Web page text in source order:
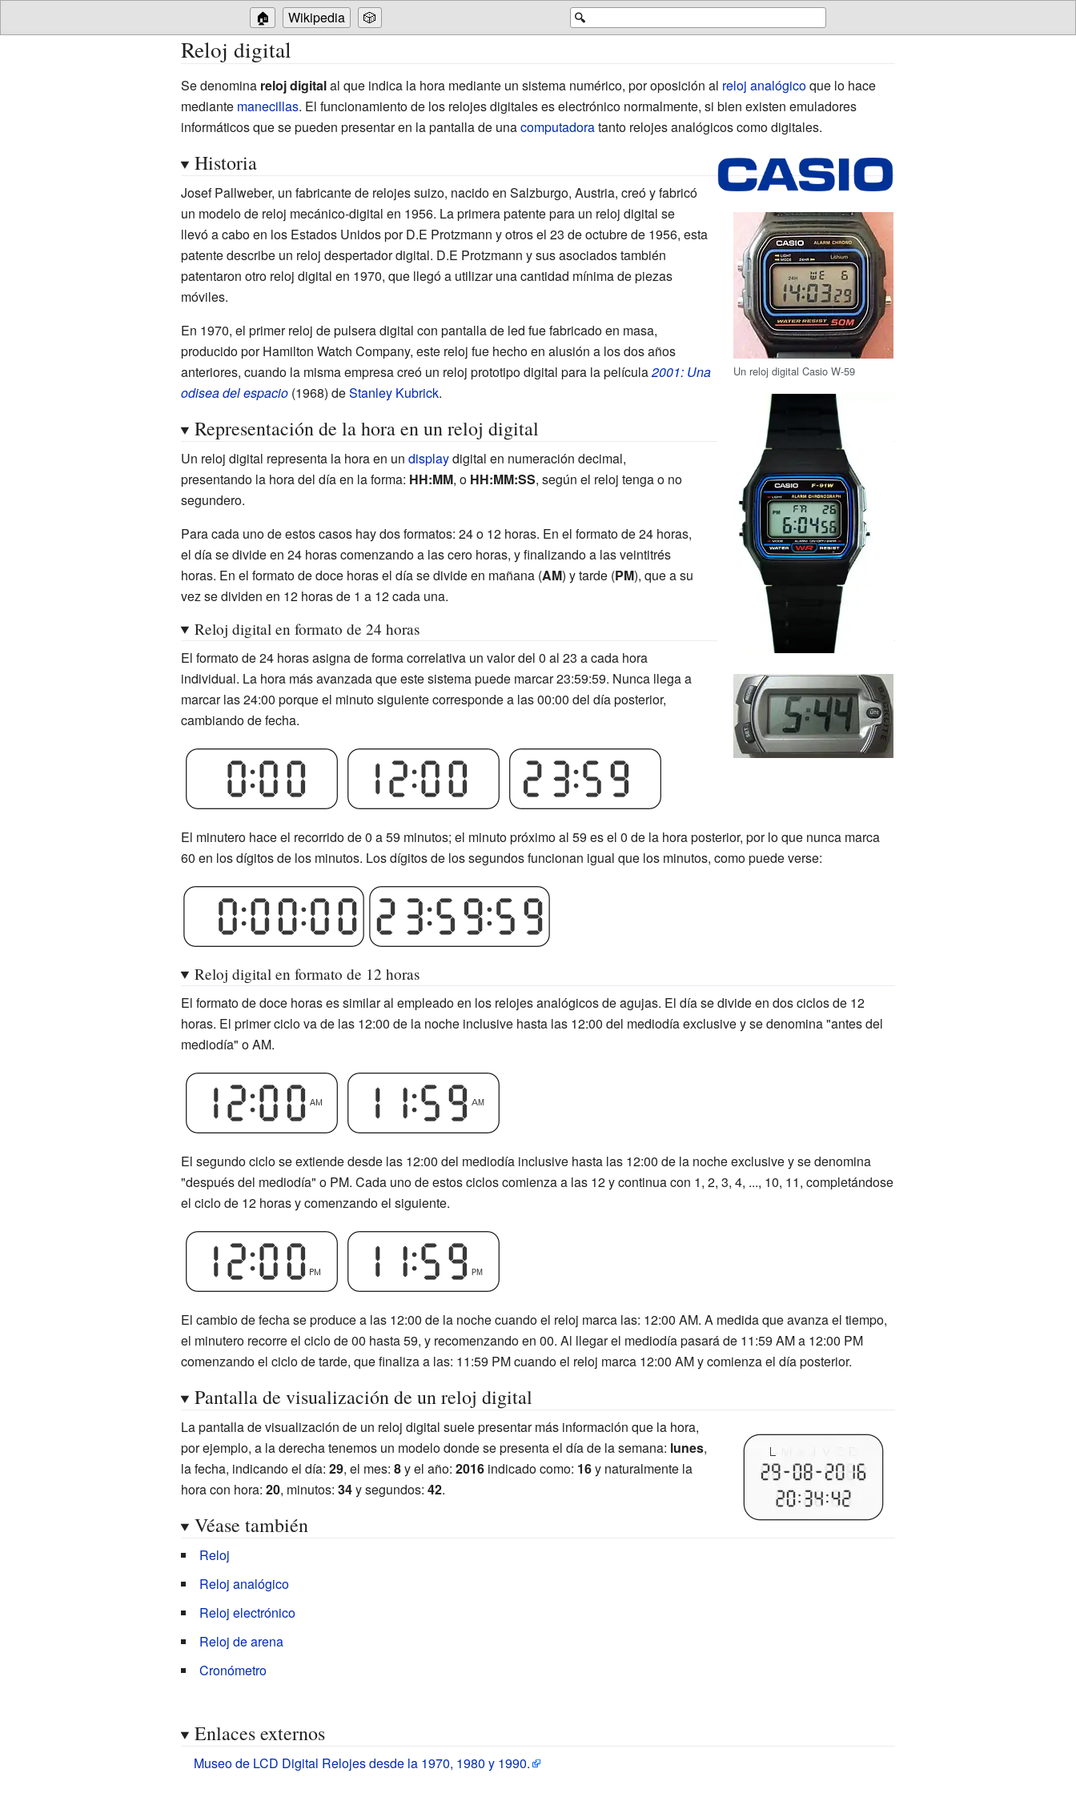
🔍
🏠 Wikipedia 🎲
Reloj digital
Se denomina reloj digitalal que indica la hora mediante un sistema numérico, por oposición al reloj analógicoque lo hace
mediante manecillas. El funcionamiento de los relojes digitales es electrónico normalmente, si bien existen emuladores
informáticos que se pueden presentar en la pantalla de unacomputadoratanto relojes analógicos como digitales.
Un reloj digital Casio W-59
Historia
Josef Pallweber, un fabricante de relojes suizo, nacido en Salzburgo, Austria, creó y fabricó
un modelo de reloj mecánico-digital en 1956. La primera patente para un reloj digital se
llevó a cabo en los Estados Unidos por D.E Protzmann y otros el 23 de octubre de 1956, esta
patente describe un reloj despertador digital. D.E Protzmann y sus asociados también
patentaron otro reloj digital en 1970, que llegó a utilizar una cantidad mínima de piezas
móviles.
En 1970, el primer reloj de pulsera digital con pantalla de led fue fabricado en masa,
producido por Hamilton Watch Company, este reloj fue hecho en alusión a los dos años
anteriores, cuando la misma empresa creó un reloj prototipo digital para la película2001: Una
odisea del espacio(1968) deStanley Kubrick.
Representación de la hora en un reloj digital
Un reloj digital representa la hora en un displaydigital en numeración decimal,
presentando la hora del día en la forma: HH:MM, o HH:MM:SS, según el reloj tenga o no
segundero.
Para cada uno de estos casos hay dos formatos: 24 o 12 horas. En el formato de 24 horas,
el día se divide en 24 horas comenzando a las cero horas, y finalizando a las veintitrés
horas. En el formato de doce horas el día se divide en mañana (AM) y tarde (PM), que a su
vez se dividen en 12 horas de 1 a 12 cada una.
Reloj digital en formato de 24 horas
El formato de 24 horas asigna de forma correlativa un valor del 0 al 23 a cada hora
individual. La hora más avanzada que este sistema puede marcar 23:59:59. Nunca llega a
marcar las 24:00 porque el minuto siguiente corresponde a las 00:00 del día posterior,
cambiando de fecha.
El minutero hace el recorrido de 0 a 59 minutos; el minuto próximo al 59 es el 0 de la hora posterior, por lo que nunca marca
60 en los dígitos de los minutos. Los dígitos de los segundos funcionan igual que los minutos, como puede verse:
Reloj digital en formato de 12 horas
El formato de doce horas es similar al empleado en los relojes analógicos de agujas. El día se divide en dos ciclos de 12
horas. El primer ciclo va de las 12:00 de la noche inclusive hasta las 12:00 del mediodía exclusive y se denomina "antes del
mediodía" o AM.
El segundo ciclo se extiende desde las 12:00 del mediodía inclusive hasta las 12:00 de la noche exclusive y se denomina
"después del mediodía" o PM. Cada uno de estos ciclos comienza a las 12 y continua con 1, 2, 3, 4, ..., 10, 11, completándose
el ciclo de 12 horas y comenzando el siguiente.
El cambio de fecha se produce a las 12:00 de la noche cuando el reloj marca las: 12:00 AM. A medida que avanza el tiempo,
el minutero recorre el ciclo de 00 hasta 59, y recomenzando en 00. Al llegar el mediodía pasará de 11:59 AM a 12:00 PM
comenzando el ciclo de tarde, que finaliza a las: 11:59 PM cuando el reloj marca 12:00 AM y comienza el día posterior.
Pantalla de visualización de un reloj digital
La pantalla de visualización de un reloj digital suele presentar más información que la hora,
por ejemplo, a la derecha tenemos un modelo donde se presenta el día de la semana: lunes,
la fecha, indicando el día: 29, el mes: 8y el año: 2016indicado como: 16y naturalmente la
hora con hora: 20, minutos: 34y segundos: 42.
Véase también
Reloj
Reloj analógico
Reloj electrónico
Reloj de arena
Cronómetro
Enlaces externos
Museo de LCD Digital Relojes desde la 1970, 1980 y 1990.